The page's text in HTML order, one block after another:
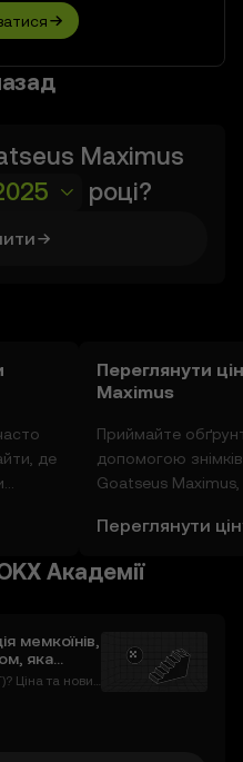
Maximus
році?
де
для
Переглянути
Maximus
Приймайте
допомогою знімків
Goatseus Maximus,
реального часу.
Переглянути
Академії
мемкоїнів,
яка
Ціна та новин
токенів, але